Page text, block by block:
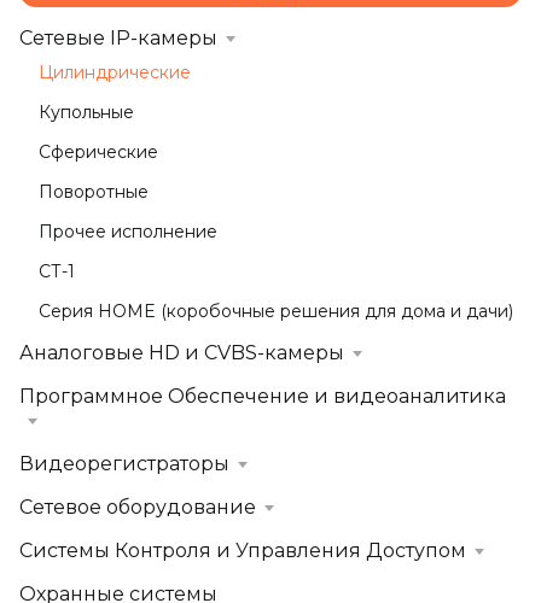
Сетевые IP-камеры
Цилиндрические
Купольные
Сферические
Поворотные
Прочее исполнение
СТ-1
Серия HOME (коробочные решения для дома и дачи)
Аналоговые HD и CVBS-камеры
Программное Обеспечение и видеоаналитика
Видеорегистраторы
Сетевое оборудование
Системы Контроля и Управления Доступом
Охранные системы